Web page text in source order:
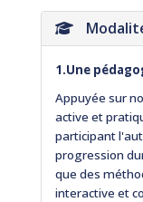
1.Une
Appuyée sur
active et
participant
progression
que des
interactive et